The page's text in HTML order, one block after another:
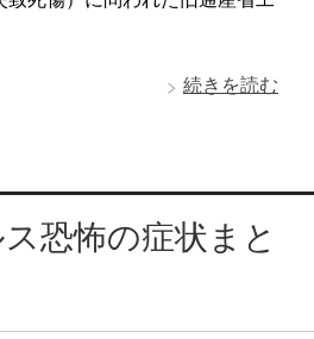
続きを読む
恐怖の症状まと